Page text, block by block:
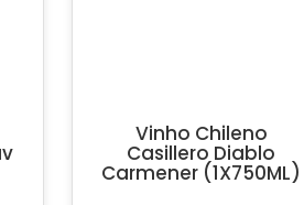
Vinho Chileno
Casillero Diablo
Carmener (1X750ML)